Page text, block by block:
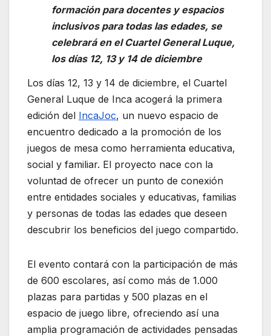
formación para docentes y espacios
inclusivos para todas las edades, se
celebrará en el Cuartel General Luque,
los días 12, 13 y 14 de diciembre
Los días 12, 13 y 14 de diciembre, el Cuartel
General Luque de Inca acogerá la primera
edición del IncaJoc, un nuevo espacio de
encuentro dedicado a la promoción de los
juegos de mesa como herramienta educativa,
social y familiar. El proyecto nace con la
voluntad de ofrecer un punto de conexión
entre entidades sociales y educativas, familias
y personas de todas las edades que deseen
descubrir los beneficios del juego compartido.
El evento contará con la participación de más
de 600 escolares, así como más de 1.000
plazas para partidas y 500 plazas en el
espacio de juego libre, ofreciendo así una
amplia programación de actividades pensadas